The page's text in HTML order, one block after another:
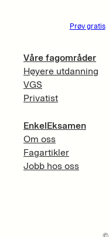
Prøv gratis
Våre fagområder
Høyere utdanning
VGS
Privatist
EnkelEksamen
Om oss
Fagartikler
Jobb hos oss